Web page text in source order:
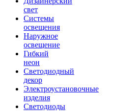
свет
Системы
освещения
Наружное
освещение
Гибкий
неон
Светодиодный
декор
Электроустановочные
изделия
Светодиоды